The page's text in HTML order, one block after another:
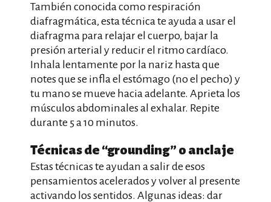
También conocida como respiración
diafragmática, esta técnica te ayuda a usar el
diafragma para relajar el cuerpo, bajar la
presión arterial y reducir el ritmo cardíaco.
Inhala lentamente por la nariz hasta que
notes que se infla el estómago (no el pecho) y
tu mano se mueve hacia adelante. Aprieta los
músculos abdominales al exhalar. Repite
durante 5 a 10 minutos.
Técnicas de “grounding” o anclaje
Estas técnicas te ayudan a salir de esos
pensamientos acelerados y volver al presente
activando los sentidos. Algunas ideas: dar